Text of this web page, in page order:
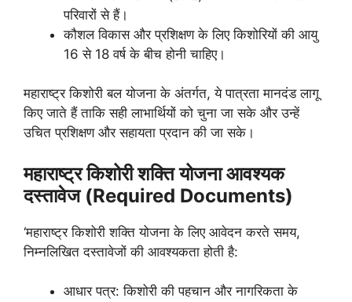
परिवारों से हैं।
कौशल विकास और प्रशिक्षण के लिए किशोरियों की आयु
16 से 18 वर्ष के बीच होनी चाहिए।
महाराष्ट्र किशोरी बल योजना के अंतर्गत, ये पात्रता मानदंड लागू
किए जाते हैं ताकि सही लाभार्थियों को चुना जा सके और उन्हें
उचित प्रशिक्षण और सहायता प्रदान की जा सके।
महाराष्ट्र किशोरी शक्ति योजना आवश्यक
दस्तावेज (Required Documents)
‘महाराष्ट्र किशोरी शक्ति योजना के लिए आवेदन करते समय,
निम्नलिखित दस्तावेजों की आवश्यकता होती है:
आधार पत्र: किशोरी की पहचान और नागरिकता के